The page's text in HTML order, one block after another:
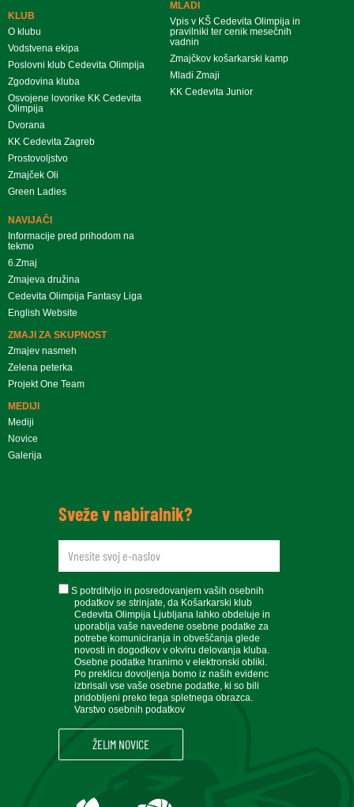
KLUB
O klubu
Vodstvena ekipa
Poslovni klub Cedevita Olimpija
Zgodovina kluba
Osvojene lovorike KK Cedevita
Olimpija
Dvorana
KK Cedevita Zagreb
Prostovoljstvo
Zmajček Oli
Green Ladies
MLADI
Vpis v KŠ Cedevita Olimpija in
pravilniki ter cenik mesečnih
vadnin
Zmajčkov košarkarski kamp
Mladi Zmaji
KK Cedevita Junior
NAVIJAČI
Informacije pred prihodom na
tekmo
6.Zmaj
Zmajeva družina
Cedevita Olimpija Fantasy Liga
English Website
ZMAJI ZA SKUPNOST
Zmajev nasmeh
Zelena peterka
Projekt One Team
MEDIJI
Mediji
Novice
Galerija
Sveže v nabiralnik?
newsletteremail
soglasje
S potrditvijo in posredovanjem vaših osebnih
podatkov se strinjate, da Košarkarski klub
Cedevita Olimpija Ljubljana lahko obdeluje in
uporablja vaše navedene osebne podatke za
potrebe komuniciranja in obveščanja glede
novosti in dogodkov v okviru delovanja kluba.
Osebne podatke hranimo v elektronski obliki.
Po preklicu dovoljenja bomo iz naših evidenc
izbrisali vse vaše osebne podatke, ki so bili
pridobljeni preko tega spletnega obrazca.
Varstvo osebnih podatkov